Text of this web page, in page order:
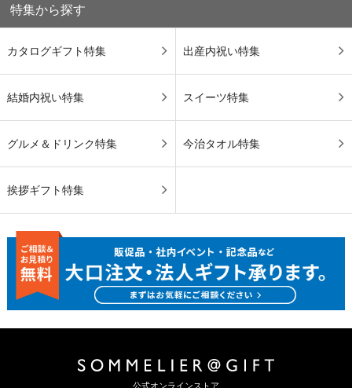
特集から探す
カタログギフト特集 出産内祝い特集
結婚内祝い特集 スイーツ特集
グルメ＆ドリンク特集 今治タオル特集
挨拶ギフト特集
公式オンラインストア